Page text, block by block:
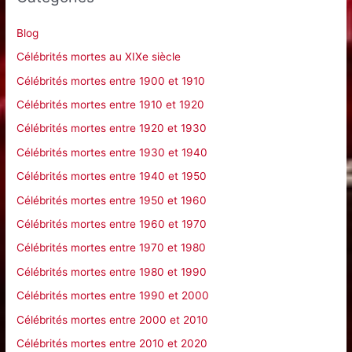
r
r
:
Blog
Célébrités mortes au XIXe siècle
Célébrités mortes entre 1900 et 1910
Célébrités mortes entre 1910 et 1920
Célébrités mortes entre 1920 et 1930
Célébrités mortes entre 1930 et 1940
Célébrités mortes entre 1940 et 1950
Célébrités mortes entre 1950 et 1960
Célébrités mortes entre 1960 et 1970
Célébrités mortes entre 1970 et 1980
Célébrités mortes entre 1980 et 1990
Célébrités mortes entre 1990 et 2000
Célébrités mortes entre 2000 et 2010
Célébrités mortes entre 2010 et 2020